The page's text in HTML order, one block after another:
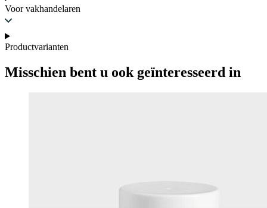
Voor vakhandelaren
Productvarianten
Misschien bent u ook geïnteresseerd in